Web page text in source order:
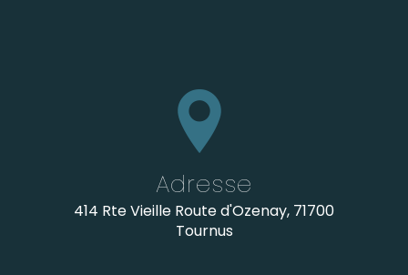
Adresse
414 Rte Vieille Route d'Ozenay, 71700
Tournus